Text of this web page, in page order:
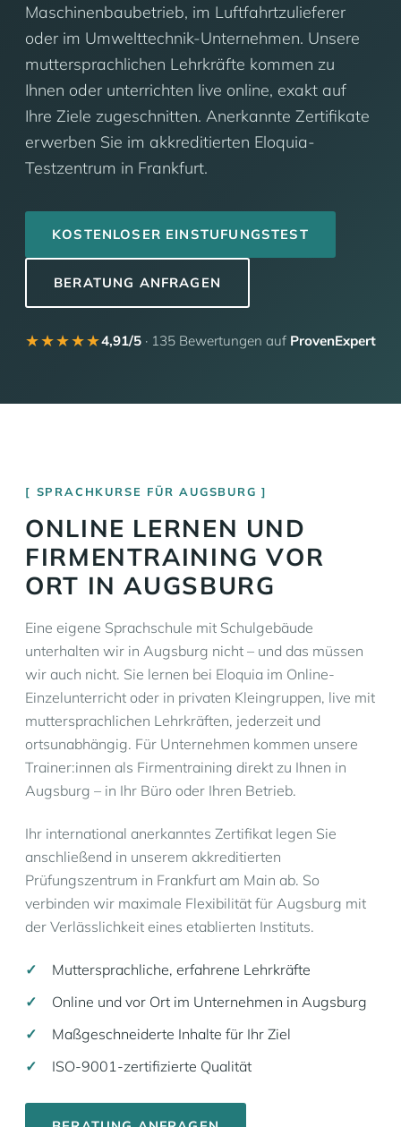
Maschinenbaubetrieb, im Luftfahrtzulieferer
oder im Umwelttechnik-Unternehmen. Unsere
muttersprachlichen Lehrkräfte kommen zu
Ihnen oder unterrichten live online, exakt auf
Ihre Ziele zugeschnitten. Anerkannte Zertifikate
erwerben Sie im akkreditierten Eloquia-
Testzentrum in Frankfurt.
KOSTENLOSER EINSTUFUNGSTEST
BERATUNG ANFRAGEN
★★★★★4,91/5 · 135 Bewertungen auf ProvenExpert
SPRACHKURSE FÜR AUGSBURG
ONLINE LERNEN UND
FIRMENTRAINING VOR
ORT IN AUGSBURG
Eine eigene Sprachschule mit Schulgebäude
unterhalten wir in Augsburg nicht – und das müssen
wir auch nicht. Sie lernen bei Eloquia im Online-
Einzelunterricht oder in privaten Kleingruppen, live mit
muttersprachlichen Lehrkräften, jederzeit und
ortsunabhängig. Für Unternehmen kommen unsere
Trainer:innen als Firmentraining direkt zu Ihnen in
Augsburg – in Ihr Büro oder Ihren Betrieb.
Ihr international anerkanntes Zertifikat legen Sie
anschließend in unserem akkreditierten
Prüfungszentrum in Frankfurt am Main ab. So
verbinden wir maximale Flexibilität für Augsburg mit
der Verlässlichkeit eines etablierten Instituts.
Muttersprachliche, erfahrene Lehrkräfte
Online und vor Ort im Unternehmen in Augsburg
Maßgeschneiderte Inhalte für Ihr Ziel
ISO-9001-zertifizierte Qualität